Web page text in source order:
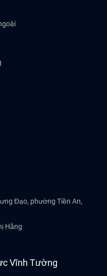
Đạo, phường Tiền An,
Hằng
Vĩnh Tường